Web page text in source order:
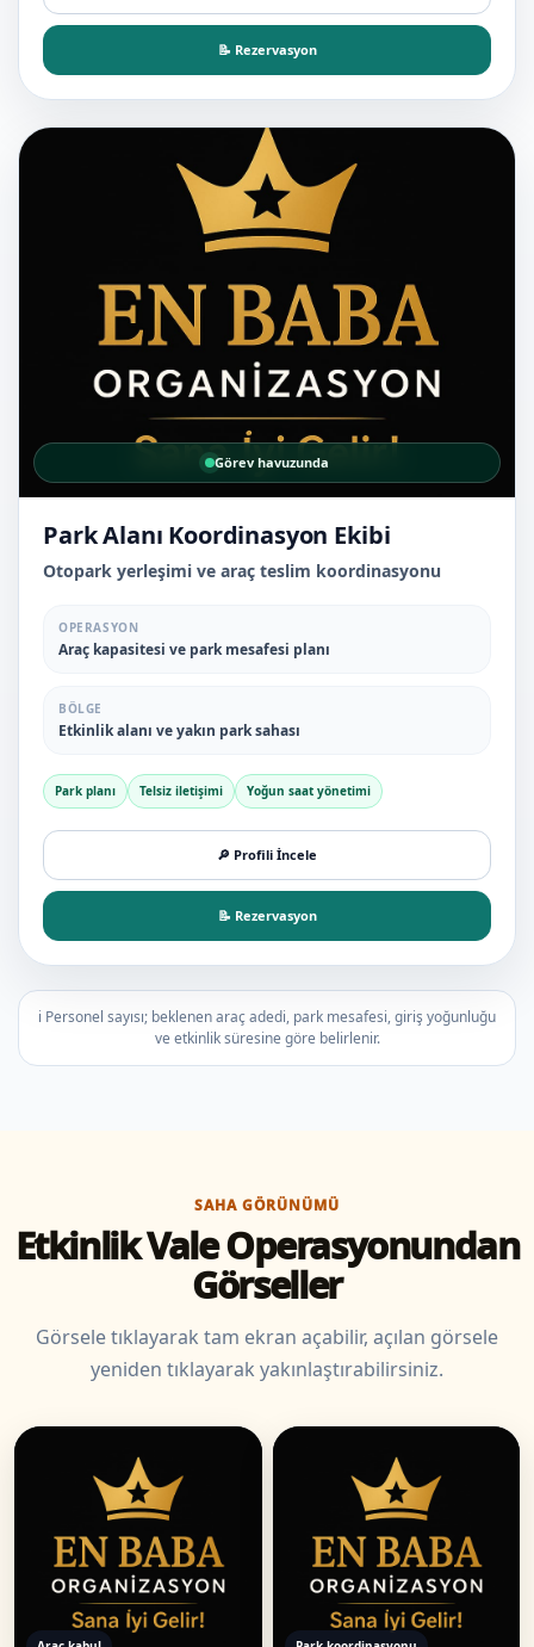
📝 Rezervasyon
Görev havuzunda
Park Alanı Koordinasyon Ekibi
Otopark yerleşimi ve araç teslim koordinasyonu
OPERASYON
Araç kapasitesi ve park mesafesi planı
BÖLGE
Etkinlik alanı ve yakın park sahası
Park planı Telsiz iletişimi Yoğun saat yönetimi
🔎 Profili İncele
📝 Rezervasyon
ℹ️ Personel sayısı; beklenen araç adedi, park mesafesi, giriş yoğunluğu
ve etkinlik süresine göre belirlenir.
SAHA GÖRÜNÜMÜ
Etkinlik Vale Operasyonundan
Görseller
Görsele tıklayarak tam ekran açabilir, açılan görsele
yeniden tıklayarak yakınlaştırabilirsiniz.